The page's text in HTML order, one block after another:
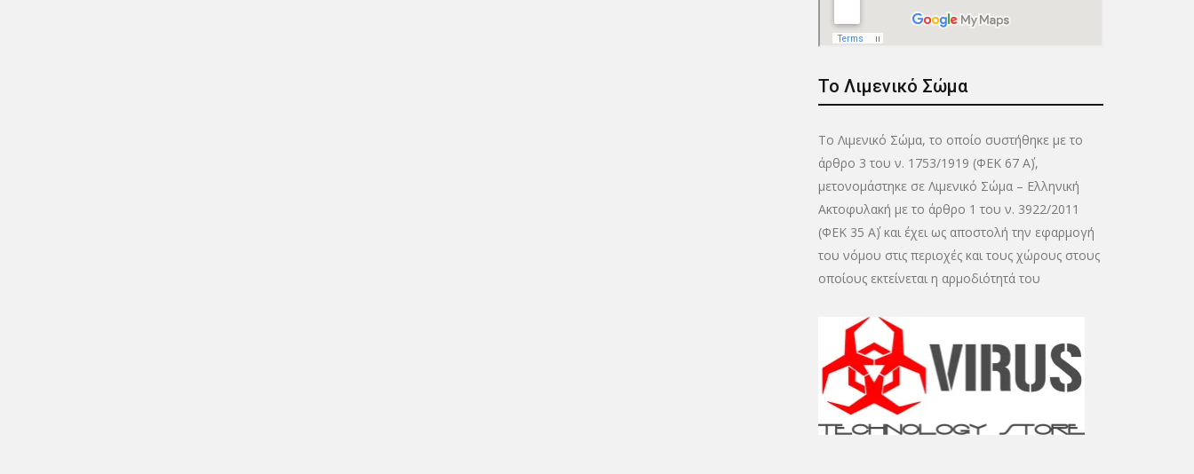
Το Λιμενικό Σώμα
Το Λιμενικό Σώμα, το οποίο συστήθηκε με το
άρθρο 3 του ν. 1753/1919 (ΦΕΚ 67 Α΄),
μετονομάστηκε σε Λιμενικό Σώμα – Ελληνική
Ακτοφυλακή με το άρθρο 1 του ν. 3922/2011
(ΦΕΚ 35 Α΄) και έχει ως αποστολή την εφαρμογή
του νόμου στις περιοχές και τους χώρους στους
οποίους εκτείνεται η αρμοδιότητά του